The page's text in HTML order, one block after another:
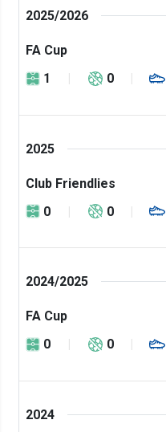
2025/2026
FA Cup
1
0
2025
Club Friendlies
0
0
2024/2025
FA Cup
0
0
2024